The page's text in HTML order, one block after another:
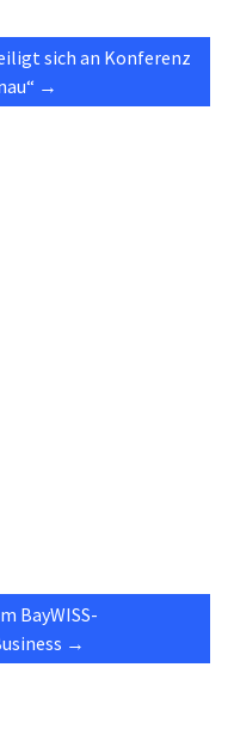
sich an Konferenz
BayWISS-